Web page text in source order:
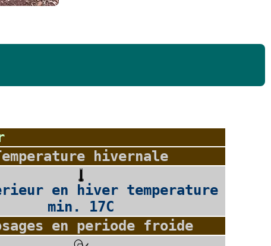
hivernale
en hiver temperature
min. 17C
en periode froide